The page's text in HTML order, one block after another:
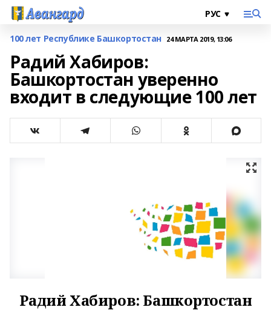
100 лет Республике Башкортостан 24 МАРТА 2019, 13:06
Радий Хабиров:
Башкортостан уверенно
входит в следующие 100 лет
Радий Хабиров: Башкортостан